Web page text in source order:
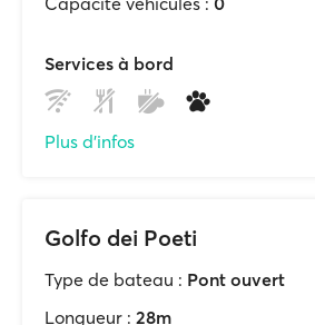
Services à bord
Plus d'infos
Golfo dei Poeti
Type de bateau : Pont ouvert
Longueur : 28m